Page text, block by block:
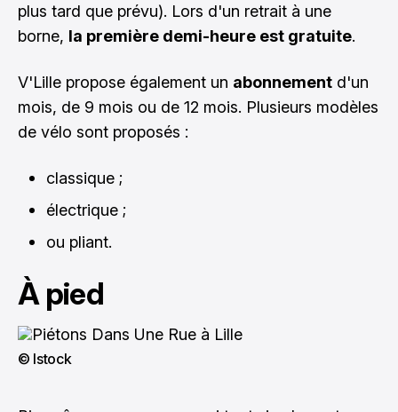
plus tard que prévu). Lors d'un retrait à une
borne, la première demi-heure est gratuite.
V'Lille propose également un abonnement d'un
mois, de 9 mois ou de 12 mois. Plusieurs modèles
de vélo sont proposés :
classique ;
électrique ;
ou pliant.
À pied
© Istock